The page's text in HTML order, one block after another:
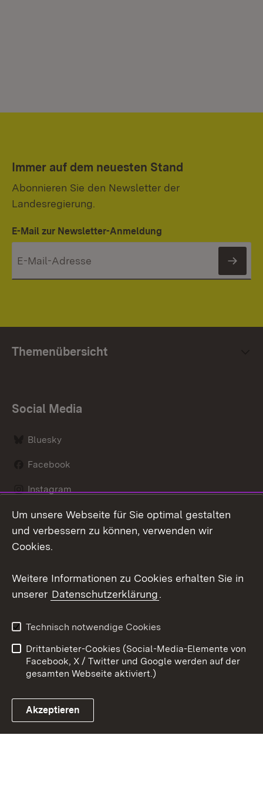
Immer auf dem neuesten Stand
Abonnieren Sie den Newsletter der
Landesregierung.
E-Mail zur Newsletter-Anmeldung
Themenübersicht
Social Media
Bluesky
Facebook
Instagram
LinkedIn
Link zum Landesportal
Datenschutz
Barrierefreiheit
Impressum
Cookies
Um unsere Webseite für Sie optimal gestalten
und verbessern zu können, verwenden wir
Cookies.
Weitere Informationen zu Cookies erhalten Sie in
unserer Datenschutzerklärung.
Technisch notwendige Cookies
Drittanbieter-Cookies (Social-Media-Elemente von
Facebook, X / Twitter und Google werden auf der
gesamten Webseite aktiviert.)
Akzeptieren